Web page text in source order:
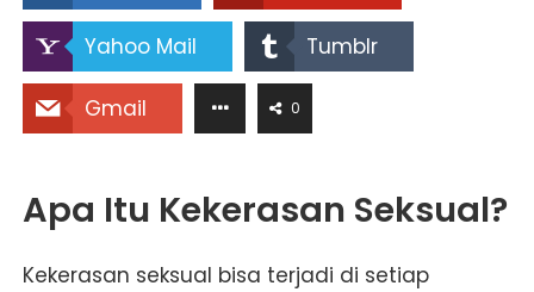
Yahoo Mail Tumblr
Gmail 0
Apa Itu Kekerasan Seksual?
Kekerasan seksual bisa terjadi di setiap